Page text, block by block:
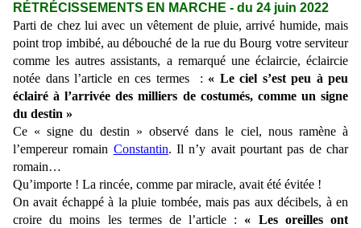
RÉTRÉCISSEMENTS EN MARCHE - du 24 juin 2022
Parti de chez lui avec un vêtement de pluie, arrivé humide, mais
point trop imbibé, au débouché de la rue du Bourg votre serviteur
comme les autres assistants, a remarqué une éclaircie, éclaircie
notée dans l’article en ces termes : « Le ciel s’est peu à peu
éclairé à l’arrivée des milliers de costumés, comme un signe
du destin »
Ce « signe du destin » observé dans le ciel, nous ramène à
l’empereur romain Constantin. Il n’y avait pourtant pas de char
romain…
Qu’importe ! La rincée, comme par miracle, avait été évitée !
On avait échappé à la pluie tombée, mais pas aux décibels, à en
croire du moins les termes de l’article : « Les oreilles ont